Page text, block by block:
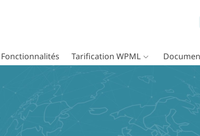
Fonctionnalités Tarification WPML